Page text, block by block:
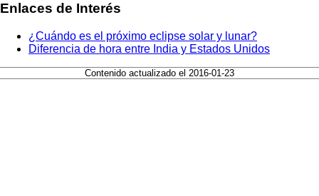
Enlaces de Interés
¿Cuándo es el próximo eclipse solar y lunar?
Diferencia de hora entre India y Estados Unidos
Contenido actualizado el 2016-01-23